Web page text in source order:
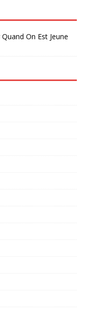
On Est Jeune